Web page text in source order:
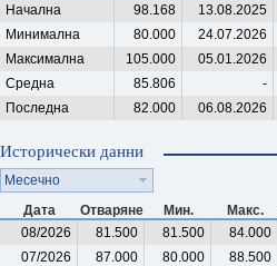
Начална
98.168 13.08.2025
Минимална
80.000 24.07.2026
Максимална
105.000 05.01.2026
Средна
85.806 -
Последна
82.000 06.08.2026
Исторически данни
Месечно
Дата
Отваряне Мин. Макс.
08/2026
81.500 81.500 84.000
07/2026
87.000 80.000 88.500